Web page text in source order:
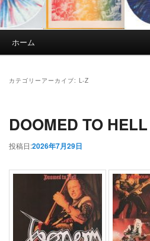
メインコンテンツへ移動
サブコンテンツへ移動
ホーム
カテゴリーアーカイブ: L-Z
DOOMED TO
投稿日:2026年7月29日